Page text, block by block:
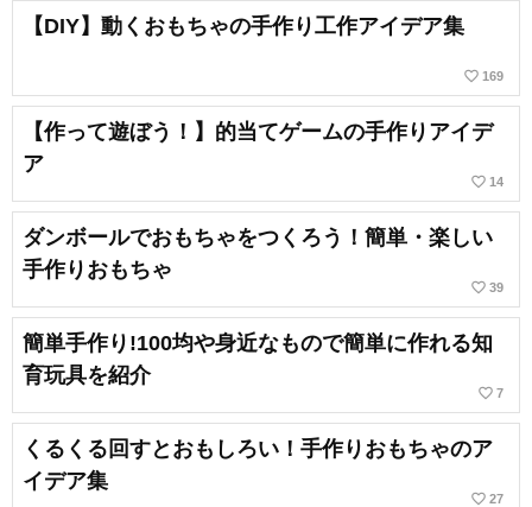
【DIY】動くおもちゃの手作り工作アイデア集
favorite_border 169
【作って遊ぼう！】的当てゲームの手作りアイデ
ア
favorite_border 14
ダンボールでおもちゃをつくろう！簡単・楽しい
手作りおもちゃ
favorite_border 39
簡単手作り!100均や身近なもので簡単に作れる知
育玩具を紹介
favorite_border 7
くるくる回すとおもしろい！手作りおもちゃのア
イデア集
favorite_border 27